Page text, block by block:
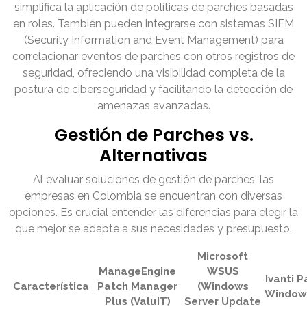
simplifica la aplicación de políticas de parches basadas
en roles. También pueden integrarse con sistemas SIEM
(Security Information and Event Management) para
correlacionar eventos de parches con otros registros de
seguridad, ofreciendo una visibilidad completa de la
postura de ciberseguridad y facilitando la detección de
amenazas avanzadas.
Gestión de Parches vs.
Alternativas
Al evaluar soluciones de gestión de parches, las
empresas en Colombia se encuentran con diversas
opciones. Es crucial entender las diferencias para elegir la
que mejor se adapte a sus necesidades y presupuesto.
Característica
ManageEngine
Patch Manager
Plus (ValuIT)
Microsoft
WSUS
(Windows
Server Update
Ivanti